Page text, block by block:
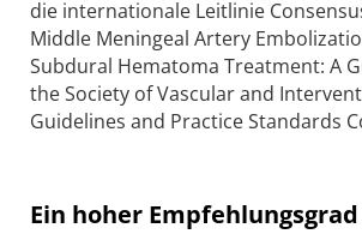
die internationale Leitlinie
Middle Meningeal Artery
Subdural Hematoma Treatment: A
the Society of Vascular and
Guidelines and Practice Standards
Ein hoher Empfehlungsgrad